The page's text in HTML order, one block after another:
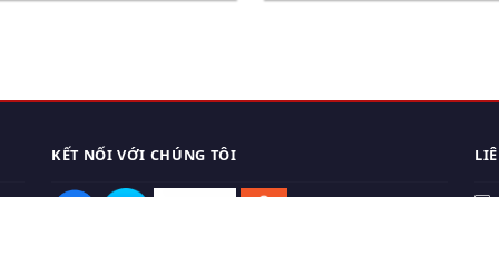
KẾT NỐI VỚI CHÚNG TÔI